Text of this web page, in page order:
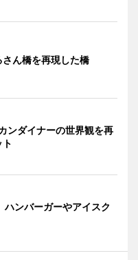
ん橋を再現した橋
ンダイナーの世界観を再
ンバーガーやアイスク